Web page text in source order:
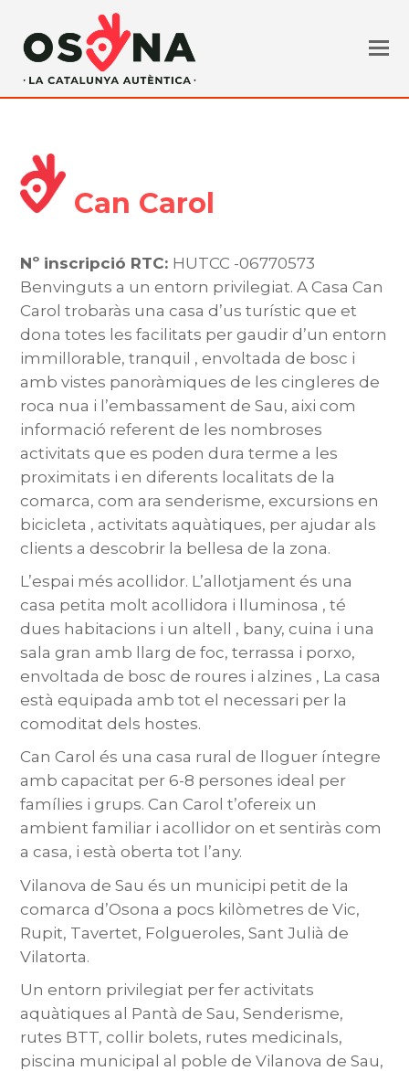
Can Carol
Nº inscripció RTC: HUTCC -06770573
Benvinguts a un entorn privilegiat. A Casa Can
Carol trobaràs una casa d’us turístic que et
dona totes les facilitats per gaudir d’un entorn
immillorable, tranquil , envoltada de bosc i
amb vistes panoràmiques de les cingleres de
roca nua i l’embassament de Sau, aixi com
informació referent de les nombroses
activitats que es poden dura terme a les
proximitats i en diferents localitats de la
comarca, com ara senderisme, excursions en
bicicleta , activitats aquàtiques, per ajudar als
clients a descobrir la bellesa de la zona.
L’espai més acollidor. L’allotjament és una
casa petita molt acollidora i lluminosa , té
dues habitacions i un altell , bany, cuina i una
sala gran amb llarg de foc, terrassa i porxo,
envoltada de bosc de roures i alzines , La casa
està equipada amb tot el necessari per la
comoditat dels hostes.
Can Carol és una casa rural de lloguer íntegre
amb capacitat per 6-8 persones ideal per
famílies i grups. Can Carol t’ofereix un
ambient familiar i acollidor on et sentiràs com
a casa, i està oberta tot l’any.
Vilanova de Sau és un municipi petit de la
comarca d’Osona a pocs kilòmetres de Vic,
Rupit, Tavertet, Folgueroles, Sant Julià de
Vilatorta.
Un entorn privilegiat per fer activitats
aquàtiques al Pantà de Sau, Senderisme,
rutes BTT, collir bolets, rutes medicinals,
piscina municipal al poble de Vilanova de Sau,